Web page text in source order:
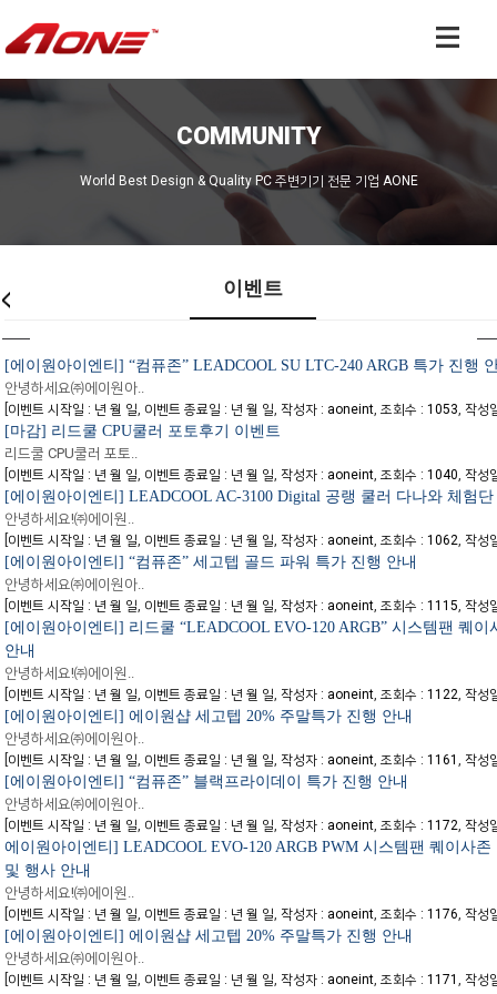
COMMUNITY
World Best Design & Quality PC 주변기기 전문 기업 AONE
이벤트
[에이원아이엔티] “컴퓨존” LEADCOOL SU LTC-240 ARGB 특가 진행
안녕하세요㈜에이원아..
이벤트 시작일 : 년 월 일, 이벤트 종료일 : 년 월 일,작성자 : aoneint,조회수 : 1053,작성
[마감] 리드쿨 CPU쿨러 포토후기 이벤트
리드쿨 CPU쿨러 포토..
이벤트 시작일 : 년 월 일, 이벤트 종료일 : 년 월 일,작성자 : aoneint,조회수 : 1040,작성
[에이원아이엔티] LEADCOOL AC-3100 Digital 공랭 쿨러 다나와 체험
안녕하세요!㈜에이원..
이벤트 시작일 : 년 월 일, 이벤트 종료일 : 년 월 일,작성자 : aoneint,조회수 : 1062,작성
[에이원아이엔티] “컴퓨존” 세고텝 골드 파워 특가 진행 안내
안녕하세요㈜에이원아..
이벤트 시작일 : 년 월 일, 이벤트 종료일 : 년 월 일,작성자 : aoneint,조회수 : 1115,작성
[에이원아이엔티] 리드쿨 “LEADCOOL EVO-120 ARGB” 시스템팬 퀘이
안내
안녕하세요!㈜에이원..
이벤트 시작일 : 년 월 일, 이벤트 종료일 : 년 월 일,작성자 : aoneint,조회수 : 1122,작성
[에이원아이엔티] 에이원샵 세고텝 20% 주말특가 진행 안내
안녕하세요㈜에이원아..
이벤트 시작일 : 년 월 일, 이벤트 종료일 : 년 월 일,작성자 : aoneint,조회수 : 1161,작성
[에이원아이엔티] “컴퓨존” 블랙프라이데이 특가 진행 안내
안녕하세요㈜에이원아..
이벤트 시작일 : 년 월 일, 이벤트 종료일 : 년 월 일,작성자 : aoneint,조회수 : 1172,작성
에이원아이엔티] LEADCOOL EVO-120 ARGB PWM 시스템팬 퀘이사
및 행사 안내
안녕하세요!㈜에이원..
이벤트 시작일 : 년 월 일, 이벤트 종료일 : 년 월 일,작성자 : aoneint,조회수 : 1176,작성
[에이원아이엔티] 에이원샵 세고텝 20% 주말특가 진행 안내
안녕하세요㈜에이원아..
이벤트 시작일 : 년 월 일, 이벤트 종료일 : 년 월 일,작성자 : aoneint,조회수 : 1171,작성